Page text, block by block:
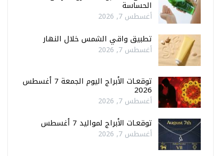
الحساسة
أغسطس 7, 2026
تطبيق واقي الشمس خلال النهار
أغسطس 7, 2026
توقعـات الأبراج اليوم الجمعة 7 أغسطس
2026
أغسطس 7, 2026
توقعـات الأبراج لمواليد 7 أغسطس
أغسطس 7, 2026